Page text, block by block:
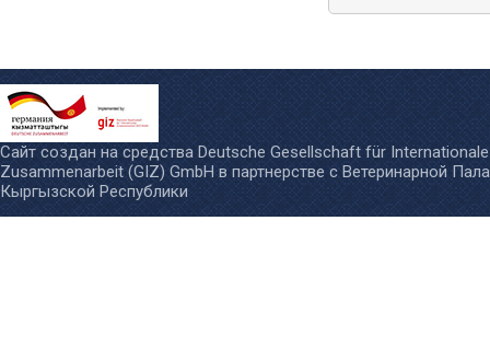
Сайт создан на средства Deutsche Gesellschaft für Internationale
Zusammenarbeit (GIZ) GmbH в партнерстве с Ветеринарной
Кыргызской Республики